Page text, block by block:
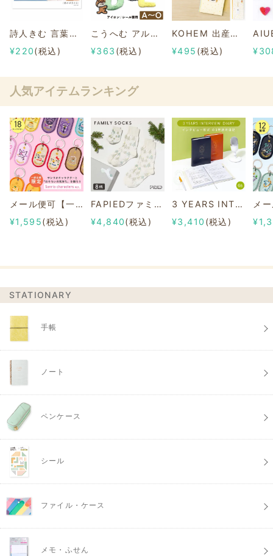
詩人きむ 言葉の応援ポストカード 「進めば見える」
¥220(税込)
こうへむ アルファベット アップリケ/ワッペン【A-O】
¥363 (税込)
KOHEM 出産祝い袋
¥495 (税込)
人気アイテムランキング
メール便可【一部店舗限定】2/8b PAIR KEY RING Sanrio characters ver.
¥1,595(税込)
FAPIEDファミリーソックスセット 総柄
¥4,840(税込)
3 YEARS INTERVIEW DIARY
¥3,410 (税込)
STATIONARY
手帳
ノート
ペンケース
シール
ファイル・ケース
メモ・ふせん